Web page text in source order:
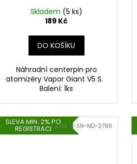
Skladem (5 ks)
189 Kč
DO KOŠÍKU
Náhradní centerpin pro
atomizéry Vapor Giant V5 S.
Balení: 1ks
SLEVA MIN. 2% PO
REGISTRACI Kód: V-SN-ND-2796